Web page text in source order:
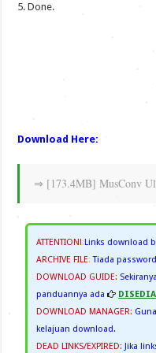
5. Done.
Download Here:
⇒ [173.4MB] MusConv
ATTENTION!:Links download
ARCHIVE FILE: Tiada
DOWNLOAD GUIDE:
panduannya ada
DOWNLOAD MANAGER:
kelajuan download.
DEAD LINKS/EXPIRED: Jika